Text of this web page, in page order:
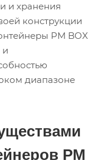
и хранения
конструкции
PM BOX
и
диапазоне
PM